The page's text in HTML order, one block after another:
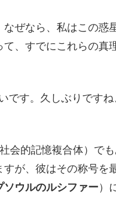
ぜなら、私はこの惑
、すでにこれらの真
です。久しぶりです
会的記憶複合体）で
が、彼はその称号を
ソウルのルシファー）